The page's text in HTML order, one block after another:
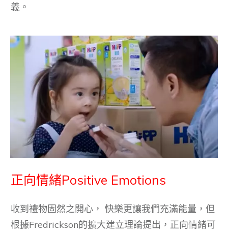
義。
正向情緒Positive Emotions
收到禮物固然之開心， 快樂更讓我們充滿能量，但
根據Fredrickson的擴大建立理論提出，正向情緒可